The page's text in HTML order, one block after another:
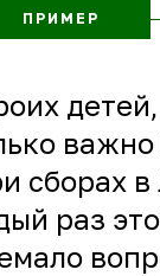
ПРИМЕР
важно
сборах в
раз